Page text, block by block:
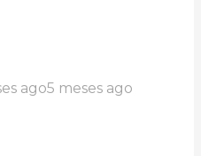
ago5 meses ago